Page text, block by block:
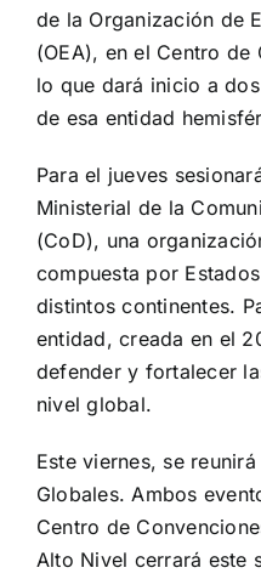
de la Organización de
(OEA), en el Centro
lo que dará inicio a
de esa entidad
Para el jueves
Ministerial de la
(CoD), una
compuesta por
distintos continentes.
entidad, creada en el
defender y fortalecer
nivel global.
Este viernes, se
Globales. Ambos
Centro de
Alto Nivel cerrará este